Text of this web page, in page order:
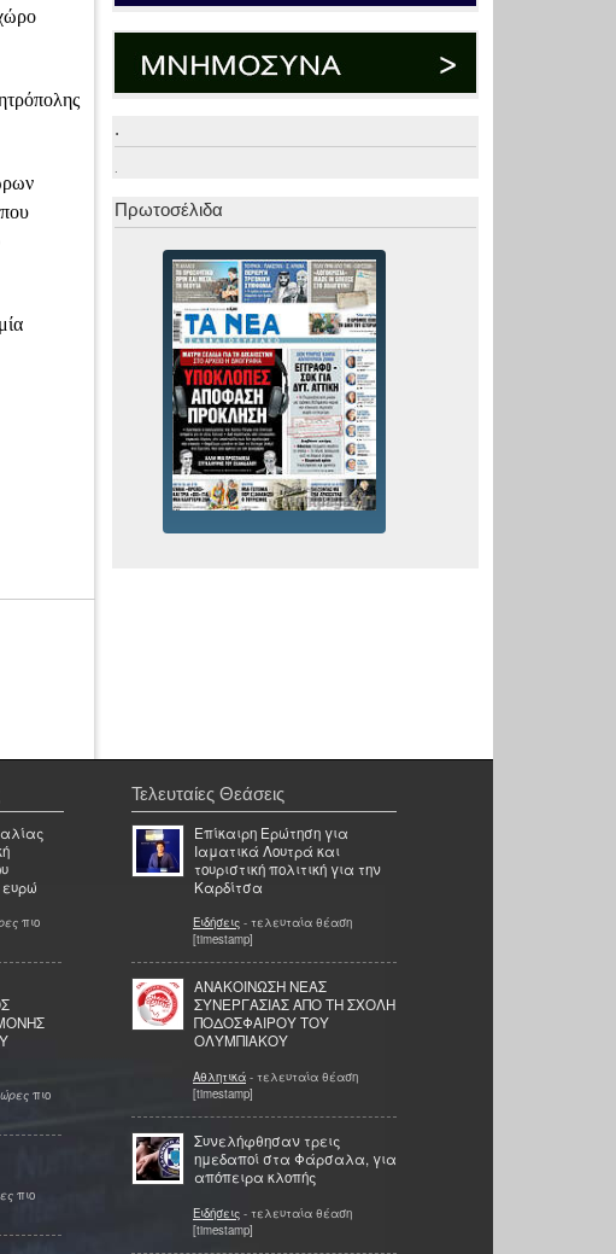
.
.
Πρωτοσέλιδα
πιο
πιο
πιο
Τελευταίες Θεάσεις
Επίκαιρη Ερώτηση για
Ιαματικά Λουτρά και
τουριστική πολιτική για την
Καρδίτσα
Ειδήσεις - τελευταία θέαση
[timestamp]
ΑΝΑΚΟΙΝΩΣΗ ΝΕΑΣ
ΣΥΝΕΡΓΑΣΙΑΣ ΑΠΟ ΤΗ ΣΧΟΛΗ
ΠΟΔΟΣΦΑΙΡΟΥ ΤΟΥ
ΟΛΥΜΠΙΑΚΟΥ
Αθλητικά - τελευταία θέαση
[timestamp]
Συνελήφθησαν τρεις
ημεδαποί στα Φάρσαλα, για
απόπειρα κλοπής
Ειδήσεις - τελευταία θέαση
[timestamp]